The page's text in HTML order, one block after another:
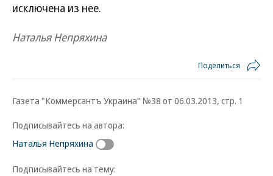
исключена из нее.
Наталья Непряхина
Поделиться
Газета "Коммерсантъ Украина" №38 от 06.03.2013, стр. 1
Подписывайтесь на автора:
Наталья Непряхина
Подписывайтесь на тему: